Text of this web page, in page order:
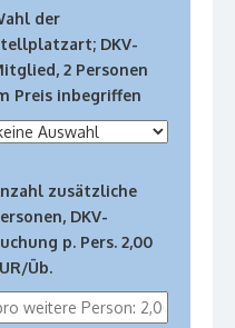
der
DKV-
2 Personen
Preis inbegriffen
zusätzliche
DKV-
p. Pers. 2,00
Üb.